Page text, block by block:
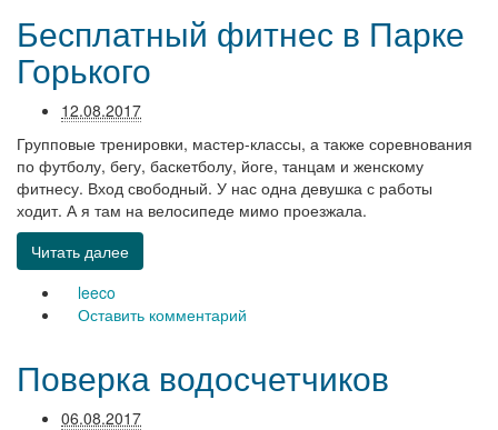
Бесплатный фитнес в Парке
Горького
12.08.2017
Групповые тренировки, мастер-классы, а также соревнования
по футболу, бегу, баскетболу, йоге, танцам и женскому
фитнесу. Вход свободный. У нас одна девушка с работы
ходит. А я там на велосипеде мимо проезжала.
Читать далее
leeco
Оставить комментарий
Поверка водосчетчиков
06.08.2017